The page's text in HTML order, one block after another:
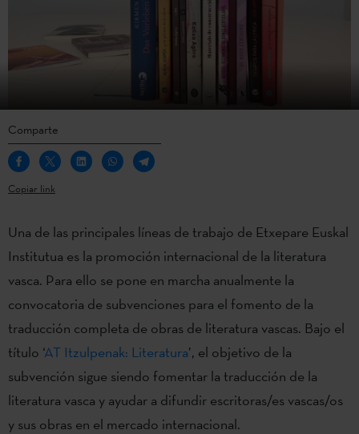
Comparte
Copiar link
Una de las principales líneas de trabajo de Etxepare Euskal
Institutua es la promoción internacional de la literatura
vasca. Para ello se pone en marcha anualmente la
convocatoria de subvenciones para el fomento de la
traducción completa de obras de literatura vascas. Bajo el
título ‘AT Itzulpenak: Literatura’, el objetivo de la
subvención sigue siendo fomentar la traducción de la
literatura vasca y ayudar a difundir escritoras/es vascas/os
y sus obras en el mercado internacional.